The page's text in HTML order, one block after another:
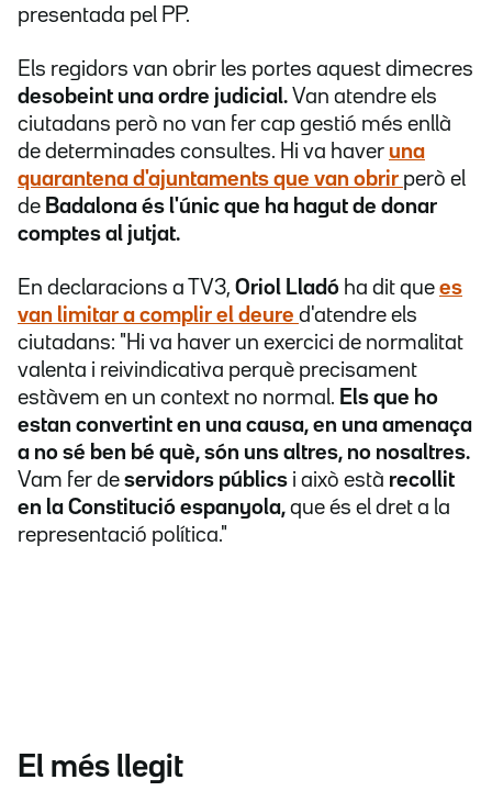
presentada pel PP.
Els regidors van obrir les portes aquest dimecres
desobeint una ordre judicial. Van atendre els
ciutadans però no van fer cap gestió més enllà
de determinades consultes. Hi va haver una
quarantena d'ajuntaments que van obrir però el
de Badalona és l'únic que ha hagut de donar
comptes al jutjat.
En declaracions a TV3, Oriol Lladó ha dit que es
van limitar a complir el deure d'atendre els
ciutadans: "Hi va haver un exercici de normalitat
valenta i reivindicativa perquè precisament
estàvem en un context no normal. Els que ho
estan convertint en una causa, en una amenaça
a no sé ben bé què, són uns altres, no nosaltres.
Vam fer de servidors públics i això està recollit
en la Constitució espanyola, que és el dret a la
representació política."
El més llegit